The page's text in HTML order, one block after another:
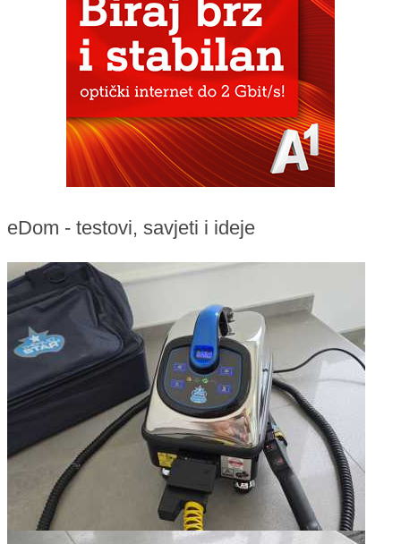
eDom - testovi, savjeti i ideje